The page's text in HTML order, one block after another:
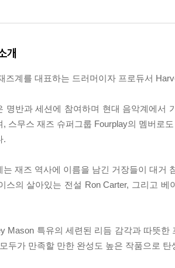
개
즈계를 대표하는 드러머이자 프로듀서
명반과 세션에 참여하며 현대 음악계에서
, 스무스 재즈 슈퍼그룹 Fourplay의 멤버로
.
는 재즈 역사에 이름을 남긴 거장들이 대거
스의 살아있는 전설 Ron Carter, 그리고
Mason 특유의 세련된 리듬 감각과 따뜻
두가 만족할 만한 완성도 높은 작품으로 탄